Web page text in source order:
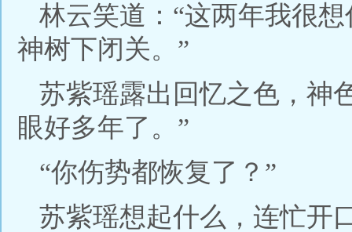
林云笑道：“这两年我很
神树下闭关。”
苏紫瑶露出回忆之色，神
眼好多年了。”
“你伤势都恢复了？”
苏紫瑶想起什么，连忙开